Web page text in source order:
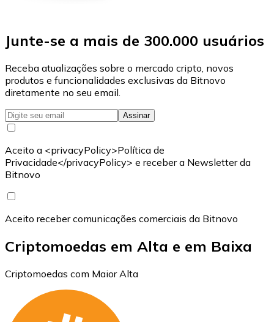
Junte-se a mais de 300.000 usuários
Receba atualizações sobre o mercado cripto, novos
produtos e funcionalidades exclusivas da Bitnovo
diretamente no seu email.
Assinar
Aceito a <privacyPolicy>Política de
Privacidade</privacyPolicy> e receber a Newsletter da
Bitnovo
Aceito receber comunicações comerciais da Bitnovo
Criptomoedas em Alta e em Baixa
Criptomoedas com Maior Alta